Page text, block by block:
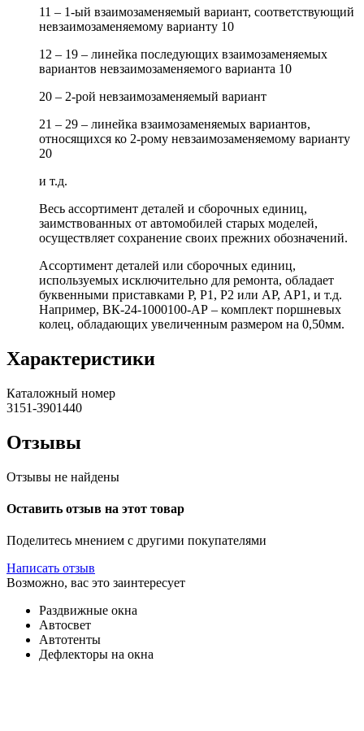
11 – 1-ый взаимозаменяемый вариант, соответствующий
невзаимозаменяемому варианту 10
12 – 19 – линейка последующих взаимозаменяемых
вариантов невзаимозаменяемого варианта 10
20 – 2-рой невзаимозаменяемый вариант
21 – 29 – линейка взаимозаменяемых вариантов,
относящихся ко 2-рому невзаимозаменяемому варианту
20
и т.д.
Весь ассортимент деталей и сборочных единиц,
заимствованных от автомобилей старых моделей,
осуществляет сохранение своих прежних обозначений.
Ассортимент деталей или сборочных единиц,
используемых исключительно для ремонта, обладает
буквенными приставками Р, Р1, Р2 или АР, АР1, и т.д.
Например, ВК-24-1000100-АР – комплект поршневых
колец, обладающих увеличенным размером на 0,50мм.
Характеристики
Каталожный номер
3151-3901440
Отзывы
Отзывы не найдены
Оставить отзыв на этот товар
Поделитесь мнением с другими покупателями
Написать отзыв
Возможно, вас это заинтересует
Раздвижные окна
Автосвет
Автотенты
Дефлекторы на окна